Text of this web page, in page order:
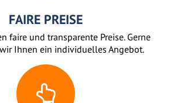
FAIRE PREISE
faire und transparente Preise. Gerne
Ihnen ein individuelles Angebot.